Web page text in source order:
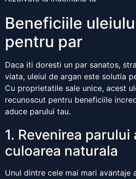
Beneficiile
pentru par
Daca iti doresti un par sanatos,
viata, uleiul de argan este solutia
Cu proprietatile sale unice, acest
recunoscut pentru beneficiile
aduce parului tau.
1. Revenirea parului
culoarea naturala
Unul dintre cele mai mari avantaje